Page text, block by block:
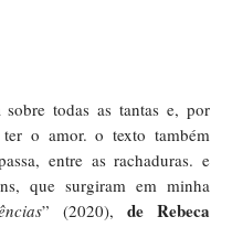
todas as tantas e, por
o amor. o texto também
entre as rachaduras. e
que surgiram em minha
” (2020), de Rebeca